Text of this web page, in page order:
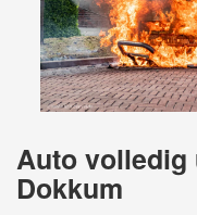
Auto volledig
Dokkum